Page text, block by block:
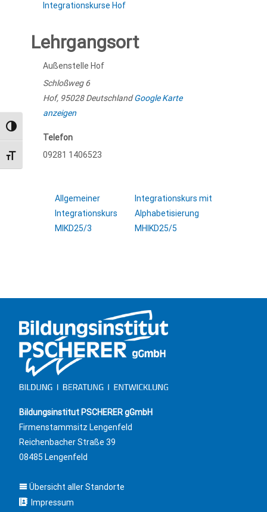
Umschalten auf hohe Kontraste
Schrift vergrößern
Integrationskurse Hof
Lehrgangsort
Außenstelle Hof
Schloßweg 6
Hof, 95028 Deutschland Google Karte
anzeigen
Telefon
09281 1406523
Allgemeiner
Integrationskurs
MIKD25/3
Integrationskurs mit
Alphabetisierung
MHIKD25/5
Bildungsinstitut PSCHERER gGmbH
Firmenstammsitz Lengenfeld
Reichenbacher Straße 39
08485 Lengenfeld
Übersicht aller Standorte
Impressum